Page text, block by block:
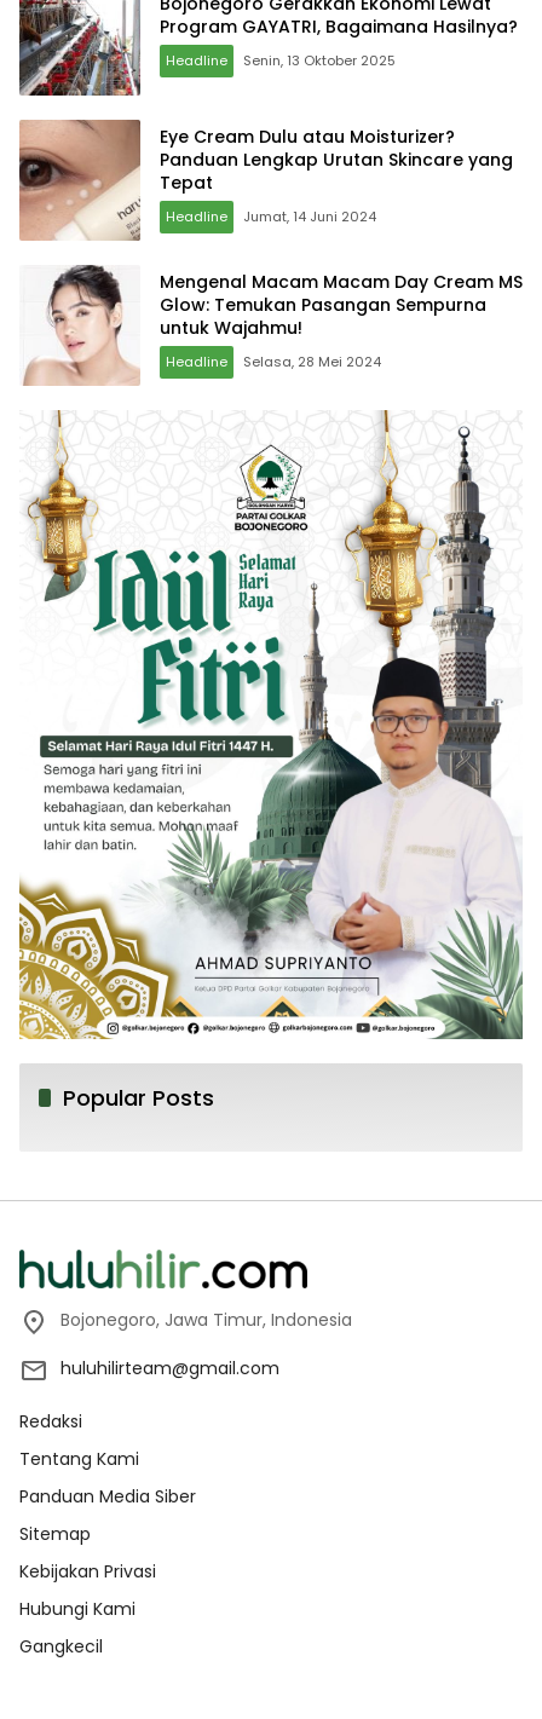
Program GAYATRI, Bagaimana Hasilnya?
Headline Senin, 13 Oktober 2025
Eye Cream Dulu atau Moisturizer?
Panduan Lengkap Urutan Skincare yang
Tepat
Headline Jumat, 14 Juni 2024
Mengenal Macam Macam Day Cream MS
Glow: Temukan Pasangan Sempurna
untuk Wajahmu!
Headline Selasa, 28 Mei 2024
Popular Posts
Bojonegoro, Jawa Timur, Indonesia
huluhilirteam@gmail.com
Redaksi
Tentang Kami
Panduan Media Siber
Sitemap
Kebijakan Privasi
Hubungi Kami
Gangkecil